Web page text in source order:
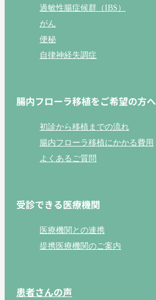
過敏性腸症候群（IBS）
がん
便秘
自律神経失調症
腸内フローラ移植をご希望の方へ
初診から移植までの流れ
腸内フローラ移植にかかる費用
よくあるご質問
受診できる医療機関
医療機関との連携
提携医療機関のご案内
患者さんの声